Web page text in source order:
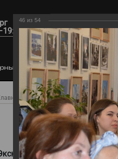
центр
Фестиваль Фотоальбом
в Доме Окуджавы
46 из 54